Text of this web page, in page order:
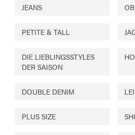
JEANS
PETITE & TALL
DIE LIEBLINGSSTYLES
DER SAISON
DOUBLE DENIM
PLUS SIZE